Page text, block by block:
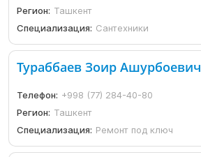
Регион: Ташкент
Специализация: Сантехники
Тураббаев Зоир Ашурбоевич
Телефон: +998 (77) 284-40-80
Регион: Ташкент
Специализация: Ремонт под ключ